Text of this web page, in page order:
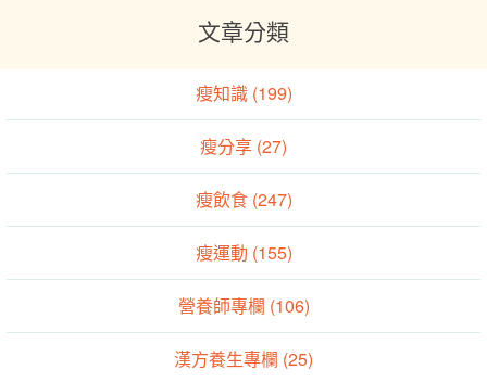
文章分類
瘦知識 (199)
瘦分享 (27)
瘦飲食 (247)
瘦運動 (155)
營養師專欄 (106)
漢方養生專欄 (25)